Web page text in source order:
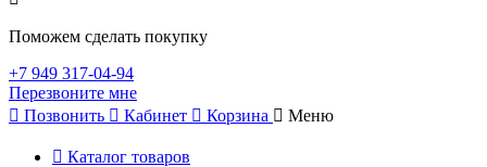
Поможем сделать покупку
+7 949 317-04-94
Перезвоните мне
Позвонить
Кабинет Корзина Меню
Каталог товаров